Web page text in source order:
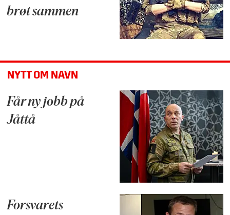
brøt sammen
NYTT OM NAVN
Får ny jobb på
Jåttå
Forsvarets